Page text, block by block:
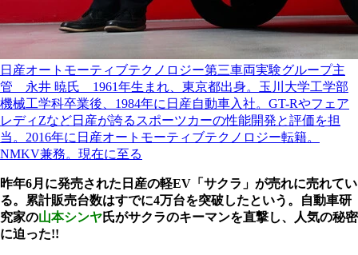
日産オートモーティブテクノロジー第三車両実験グループ主
管 永井 暁氏 1961年生まれ、東京都出身。玉川大学工学部
機械工学科卒業後、1984年に日産自動車入社。GT-Rやフェア
レディZなど日産が誇るスポーツカーの性能開発と評価を担
当。2016年に日産オートモーティブテクノロジー転籍。
NMKV兼務。現在に至る
昨年6月に発売された日産の軽EV「サクラ」が売れに売れてい
る。累計販売台数はすでに4万台を突破したという。自動車研
究家の山本シンヤ氏がサクラのキーマンを直撃し、人気の秘密
に迫った!!